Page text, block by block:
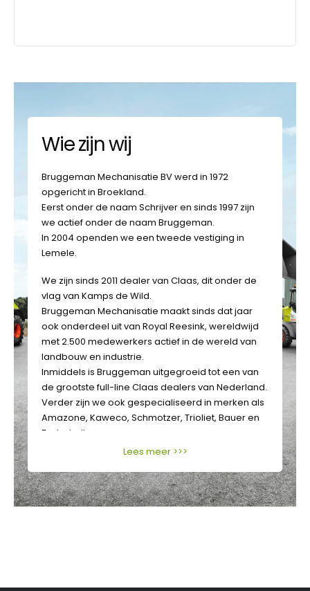
Wie zijn wij
Bruggeman Mechanisatie BV werd in 1972
opgericht in Broekland.
Eerst onder de naam Schrijver en sinds 1997 zijn
we actief onder de naam Bruggeman.
In 2004 openden we een tweede vestiging in
Lemele.
We zijn sinds 2011 dealer van Claas, dit onder de
vlag van Kamps de Wild.
Bruggeman Mechanisatie maakt sinds dat jaar
ook onderdeel uit van Royal Reesink, wereldwijd
met 2.500 medewerkers actief in de wereld van
landbouw en industrie.
Inmiddels is Bruggeman uitgegroeid tot een van
de grootste full-line Claas dealers van Nederland.
Verder zijn we ook gespecialiseerd in merken als
Amazone, Kaweco, Schmotzer, Trioliet, Bauer en
Fasterholt.
beregeningstechniek.
Daarin hebben we belangrijke stappen gezet met
nieuwe dealerschappen en efficiënte
Lees meer >>>